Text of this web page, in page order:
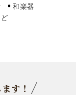
和楽器
す！